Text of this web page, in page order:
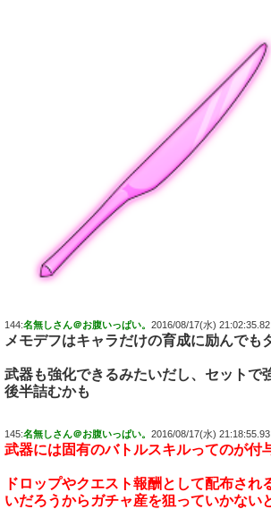
144:名無しさん＠お腹いっぱい。 2016/08/17(水)
メモデフはキャラだけの育成に励んでも
武器も強化できるみたいだし、セットで
後半詰むかも
145:名無しさん＠お腹いっぱい。 2016/08/17(水)
武器には固有のバトルスキルってのが付
ドロップやクエスト報酬として配布され
いだろうからガチャ産を狙っていかない